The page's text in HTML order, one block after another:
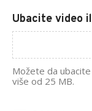
Ubacite video
Možete da
više od 25 MB.